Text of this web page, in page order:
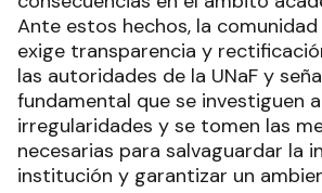
Ante estos hechos, la
exige transparencia y
las autoridades de la UNaF y
fundamental que se investiguen
irregularidades y se tomen las
necesarias para salvaguardar la
institución y garantizar un